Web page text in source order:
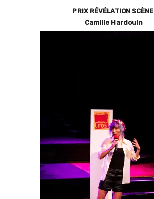
PRIX RÉVÉLATION SCÈNE
Camille Hardouin